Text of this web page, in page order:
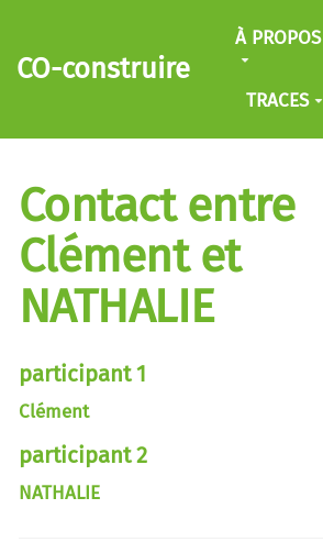
Aller au contenu principal
CO-construire
À PROPOS
TRACES
Contact entre
Clément et
NATHALIE
participant 1
Clément
participant 2
NATHALIE